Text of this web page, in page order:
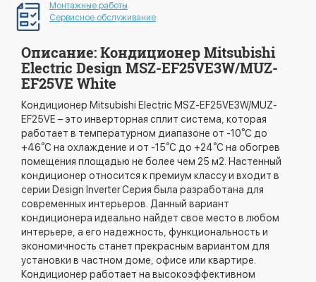
Монтажные работы
Сервисное обслуживание
Описание: Кондиционер Mitsubishi
Electric Design MSZ-EF25VE3W/MUZ-
EF25VE White
Кондиционер Mitsubishi Electric MSZ-EF25VE3W/MUZ-
EF25VE – это инверторная сплит система, которая
работает в температурном диапазоне от -10⁰С до
+46⁰С на охлаждение и от -15⁰С до +24⁰С на обогрев
помещения площадью не более чем 25 м2. Настенный
кондиционер относится к премиум классу и входит в
серии Design Inverter Серия была разработана для
современных интерьеров. Данный вариант
кондиционера идеально найдет свое место в любом
интерьере, а его надежность, функциональность и
экономичность станет прекрасным вариантом для
установки в частном доме, офисе или квартире.
Кондиционер работает на высокоэффективном